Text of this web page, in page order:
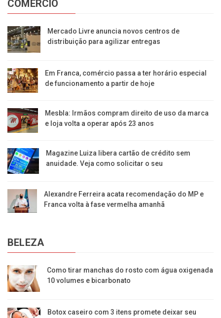
COMÉRCIO
Mercado Livre anuncia novos centros de
distribuição para agilizar entregas
Em Franca, comércio passa a ter horário especial
de funcionamento a partir de hoje
Mesbla: Irmãos compram direito de uso da marca
e loja volta a operar após 23 anos
Magazine Luiza libera cartão de crédito sem
anuidade. Veja como solicitar o seu
Alexandre Ferreira acata recomendação do MP e
Franca volta à fase vermelha amanhã
BELEZA
Como tirar manchas do rosto com água oxigenada
10 volumes e bicarbonato
Botox caseiro com 3 itens promete deixar seu